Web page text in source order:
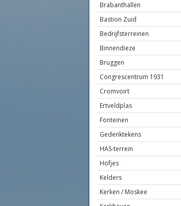
Brabanthallen
Bastion Zuid
Bedrijfsterreinen
Binnendieze
Bruggen
Congrescentrum 1931
Cromvoirt
Ertveldplas
Fonteinen
Gedenktekens
HAS-terrein
Hofjes
Kelders
Kerken / Moskee